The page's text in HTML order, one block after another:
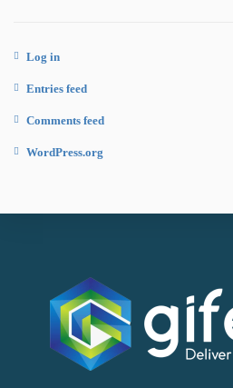
Log in
Entries feed
Comments feed
WordPress.org